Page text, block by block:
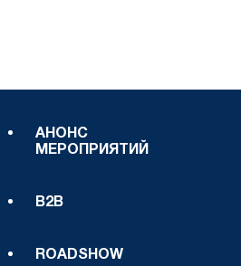
АНОНС
МЕРОПРИЯТИЙ
B2B
ROADSHOW